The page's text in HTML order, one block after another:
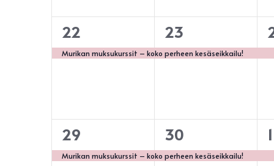
1
tapahtuma,
22
Murikan muksukurssit – koko perheen kesäseikkailu!
1
tapahtuma,
23
1
1
tapahtuma,
29
Murikan muksukurssit – koko perheen kesäseikkailu!
1
tapahtuma,
30
11